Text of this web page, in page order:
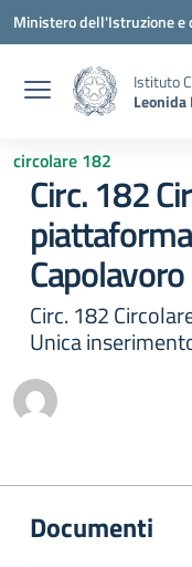
Vai ai contenuti
Vai al menu di navigazione
Vai al footer
Ministero dell'Istruzione e
Istituto
circolare 182
Circ. 182
Capolavoro
Circ. 182
Unica
Documenti